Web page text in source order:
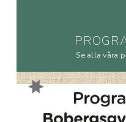
Se alla våra